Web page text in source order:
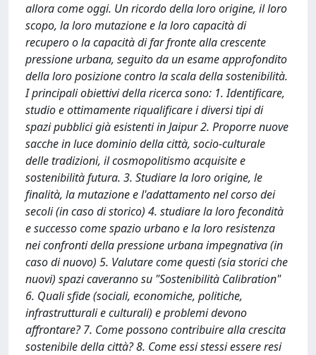
allora come oggi. Un ricordo della loro origine, il loro
scopo, la loro mutazione e la loro capacità di
recupero o la capacità di far fronte alla crescente
pressione urbana, seguito da un esame approfondito
della loro posizione contro la scala della sostenibilità.
I principali obiettivi della ricerca sono: 1. Identificare,
studio e ottimamente riqualificare i diversi tipi di
spazi pubblici già esistenti in Jaipur 2. Proporre nuove
sacche in luce dominio della città, socio-culturale
delle tradizioni, il cosmopolitismo acquisite e
sostenibilità futura. 3. Studiare la loro origine, le
finalità, la mutazione e l'adattamento nel corso dei
secoli (in caso di storico) 4. studiare la loro fecondità
e successo come spazio urbano e la loro resistenza
nei confronti della pressione urbana impegnativa (in
caso di nuovo) 5. Valutare come questi (sia storici che
nuovi) spazi caveranno su "Sostenibilità Calibration"
6. Quali sfide (sociali, economiche, politiche,
infrastrutturali e culturali) e problemi devono
affrontare? 7. Come possono contribuire alla crescita
sostenibile della città? 8. Come essi stessi essere resi